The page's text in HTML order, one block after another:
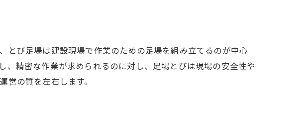
体力維持方法
工夫を紹介
とび足場は建設現場で作業のための足場を組み立てるのが中心
精密な作業が求められるのに対し、足場とびは現場の安全性や
の質を左右します。